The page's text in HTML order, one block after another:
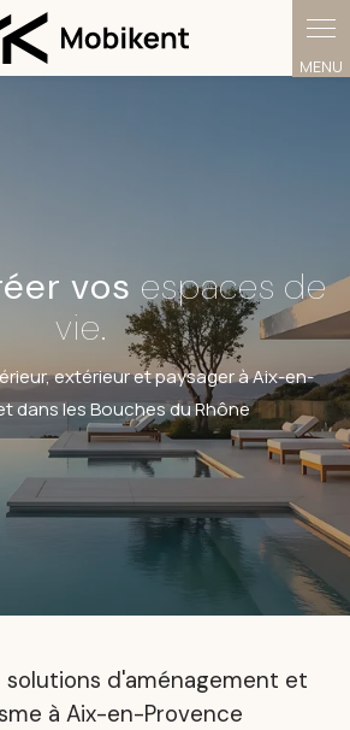
vos espaces de
vie.
extérieur et paysager à Aix-en-
dans les Bouches du Rhône
solutions d'aménagement et
à Aix-en-Provence
cookies